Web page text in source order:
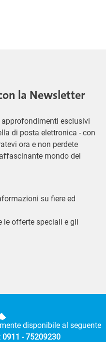
la Newsletter
esclusivi
di posta elettronica - con
ora e non perdete
mondo dei
su fiere ed
le offerte speciali e gli
disponibile al seguente
0911 - 75209230